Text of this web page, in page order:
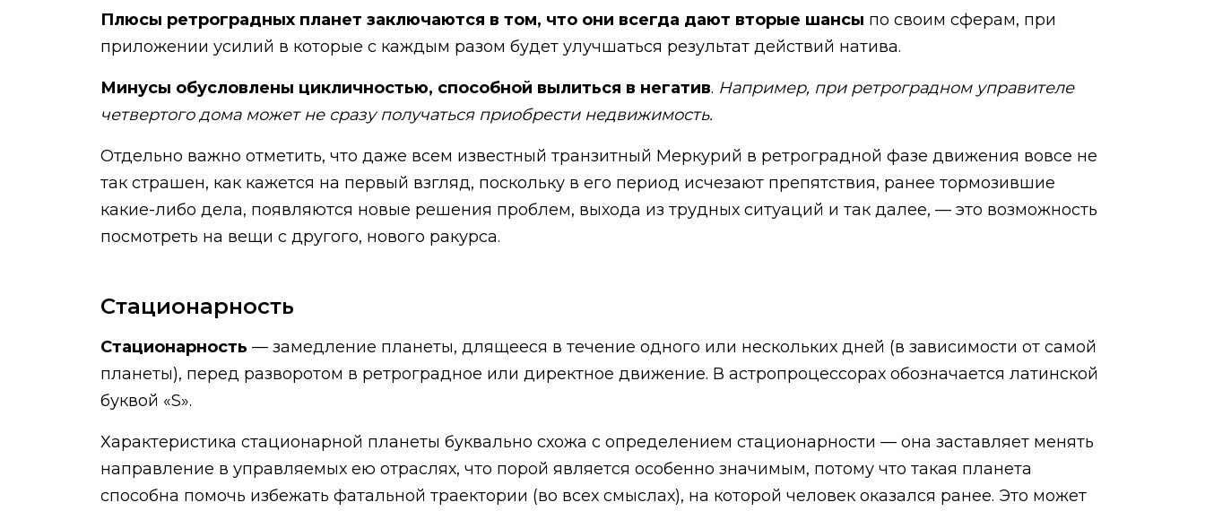
Плюсы ретроградных планет заключаются в том, что они всегда дают вторые шансы по своим сферам, при
приложении усилий в которые с каждым разом будет улучшаться результат действий натива.
Минусы обусловлены цикличностью, способной вылиться в негатив. Например, при ретроградном управителе
четвертого дома может не сразу получаться приобрести недвижимость.
Отдельно важно отметить, что даже всем известный транзитный Меркурий в ретроградной фазе движения вовсе не
так страшен, как кажется на первый взгляд, поскольку в его период исчезают препятствия, ранее тормозившие
какие-либо дела, появляются новые решения проблем, выхода из трудных ситуаций и так далее, — это возможность
посмотреть на вещи с другого, нового ракурса.
Стационарность
Стационарность — замедление планеты, длящееся в течение одного или нескольких дней (в зависимости от самой
планеты), перед разворотом в ретроградное или директное движение. В астропроцессорах обозначается латинской
буквой «S».
Характеристика стационарной планеты буквально схожа с определением стационарности — она заставляет менять
направление в управляемых ею отраслях, что порой является особенно значимым, потому что такая планета
способна помочь избежать фатальной траектории (во всех смыслах), на которой человек оказался ранее. Это может